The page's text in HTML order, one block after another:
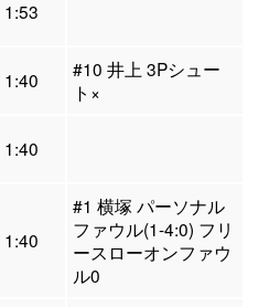
1:53
1:40
#10 井上 3Pシュー
ト×
1:40
1:40
#1 横塚 パーソナル
ファウル(1-4:0) フリ
ースローオンファウ
ル0